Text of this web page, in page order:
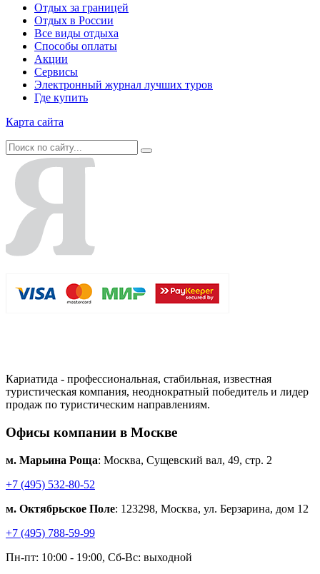
Отдых за границей
Отдых в России
Все виды отдыха
Способы оплаты
Акции
Сервисы
Электронный журнал лучших туров
Где купить
Карта сайта
Кариатида - профессиональная, стабильная, известная
туристическая компания, неоднократный победитель и лидер
продаж по туристическим направлениям.
Офисы компании в Москве
м. Марьина Роща: Москва, Сущевский вал, 49, стр. 2
+7 (495) 532-80-52
м. Октябрьское Поле: 123298, Москва, ул. Берзарина, дом 12
+7 (495) 788-59-99
Пн-пт: 10:00 - 19:00, Сб-Вс: выходной